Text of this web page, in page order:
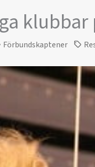
Förbundskaptener